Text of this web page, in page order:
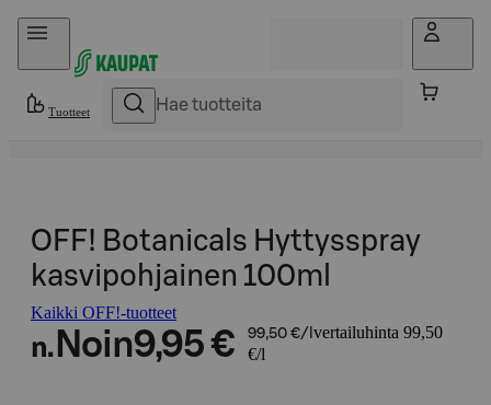
Hyppää sisältöön
Tuotteet
OFF! Botanicals Hyttysspray
kasvipohjainen 100ml
Kaikki OFF!-tuotteet
n. Noin9,95 € 99,50 €/l vertailuhinta 99,50
€/l